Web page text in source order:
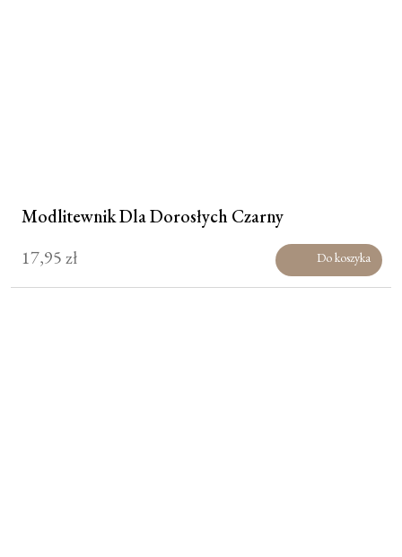
Modlitewnik Dla Dorosłych Czarny
17,95zł Do koszyka